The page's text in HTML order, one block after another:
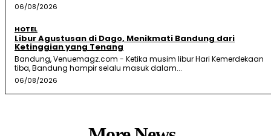
06/08/2026
HOTEL
Libur Agustusan di Dago, Menikmati Bandung dari
Ketinggian yang Tenang
Bandung, Venuemagz.com - Ketika musim libur Hari Kemerdekaan
tiba, Bandung hampir selalu masuk dalam...
06/08/2026